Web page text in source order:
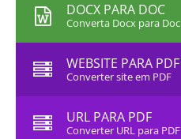
DOCX PARA DOC
Converta Docx para Doc
WEBSITE PARA PDF
Converter site em PDF
URL PARA PDF
Converter URL para PDF